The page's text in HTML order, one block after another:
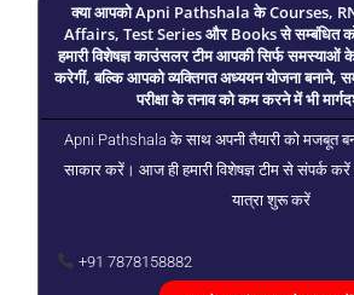
क्या आपको Apni Pathshala के Courses,
Affairs, Test Series और Books से सम्बंधित कोई
हमारी विशेषज्ञ काउंसलर टीम आपकी सिर्फ समस्याओं
करेगीं, बल्कि आपको व्यक्तिगत अध्ययन योजना
परीक्षा के तनाव को कम करने में भी
Apni Pathshala के साथ अपनी तैयारी को मजबूत
साकार करें। आज ही हमारी विशेषज्ञ टीम से संपर्क
यात्रा शुरू करें
+91 7878158882